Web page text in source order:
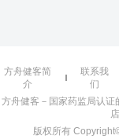
方舟健客简
介
联系我
们
方舟健客－国家药监局认
版权所有